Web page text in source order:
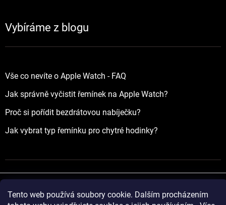
Tento web používá soubory cookie. Dalším procházením
Vybíráme z blogu
Vše co nevíte o Apple Watch - FAQ
Jak správně vyčistit řemínek na Apple Watch?
Proč si pořídit bezdrátovou nabíječku?
Jak vybrat typ řemínku pro chytré hodinky?
Vytvořil Shoptet